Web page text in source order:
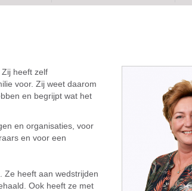
heeft zelf
voor. Zij weet daarom
en begrijpt wat het
en organisaties, voor
en voor een
Ze heeft aan wedstrijden
Ook heeft ze met